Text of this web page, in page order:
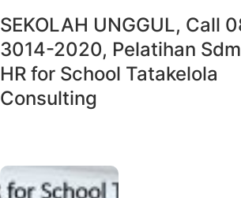
SEKOLAH UNGGUL, Call
3014-2020, Pelatihan
HR for School Tatakelola
Consulting